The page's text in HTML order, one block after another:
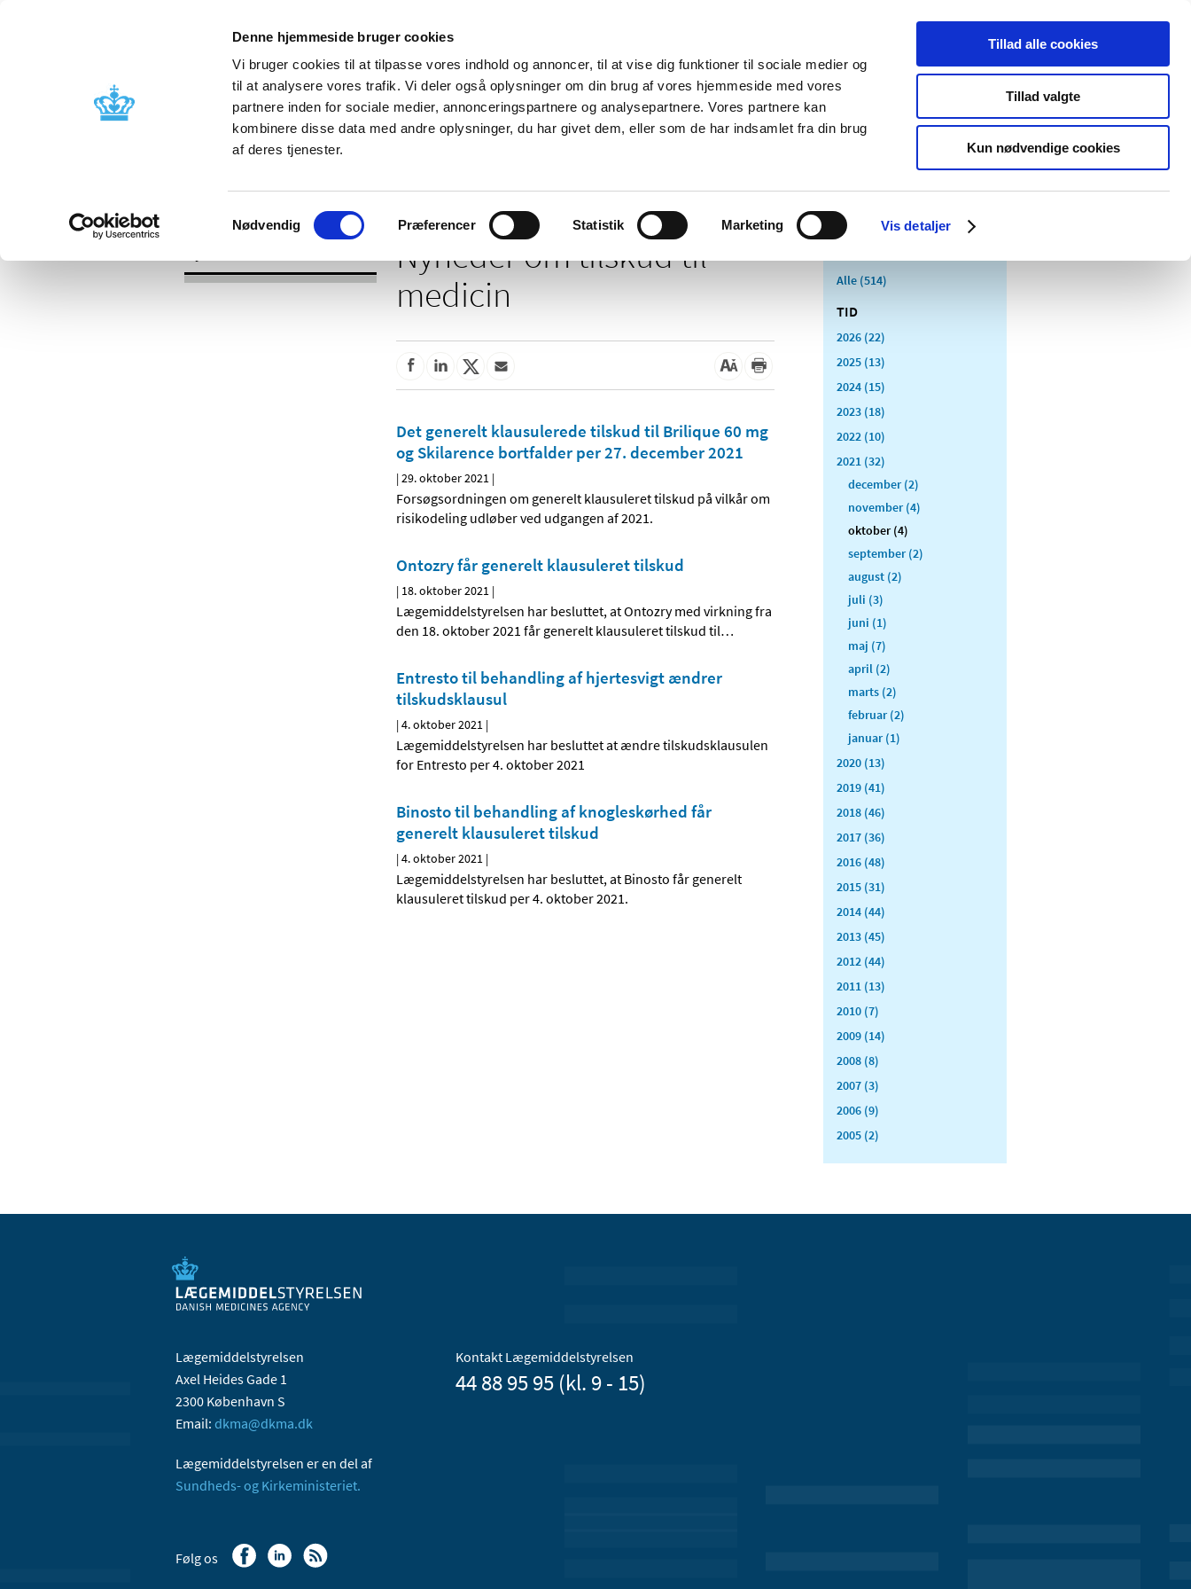
Denne hjemmeside bruger cookies
Vi bruger cookies til at tilpasse vores indhold og annoncer, til at vise dig funktioner til sociale medier og
til at analysere vores trafik. Vi deler også oplysninger om din brug af vores hjemmeside med vores
partnere inden for sociale medier, annonceringspartnere og analysepartnere. Vores partnere kan
kombinere disse data med andre oplysninger, du har givet dem, eller som de har indsamlet fra din brug
af deres tjenester.
Samtykkevalg
Nødvendig Præferencer Statistik Marketing Vis detaljer
Tillad alle cookies
Tillad valgte
Kun nødvendige cookies
Nyheder Om os Kontakt Udgivelser
Godkendelse og
Bivirkninger og
produktinformation
Tilskud og
Apoteker og salg af
Medicinsk
Særlige
produktområder
Nyheder om tilskud til
medicin
Det generelt klausulerede tilskud til Brilique 60 mg
og Skilarence bortfalder per 27. december 2021
|29. oktober 2021 |
Forsøgsordningen om generelt klausuleret tilskud på vilkår om
risikodeling udløber ved udgangen af 2021.
Ontozry får generelt klausuleret tilskud
| 18. oktober 2021 |
Lægemiddelstyrelsen har besluttet, at Ontozry med virkning fra
den 18. oktober 2021 får generelt klausuleret tilskud til…
Entresto til behandling af hjertesvigt ændrer
tilskudsklausul
|4. oktober 2021 |
Lægemiddelstyrelsen har besluttet at ændre tilskudsklausulen
for Entresto per 4. oktober 2021
Binosto til behandling af knogleskørhed får
generelt klausuleret tilskud
|4. oktober 2021 |
Lægemiddelstyrelsen har besluttet, at Binosto får generelt
klausuleret tilskud per 4. oktober 2021.
Alle (514)
TID
2026 (22)
2025 (13)
2024 (15)
2023 (18)
2022 (10)
2021 (32)
december (2)
november (4)
oktober (4)
september (2)
august (2)
juli (3)
juni (1)
maj (7)
april (2)
marts (2)
februar (2)
januar (1)
2020 (13)
2019 (41)
2018 (46)
2017 (36)
2016 (48)
2015 (31)
2014 (44)
2013 (45)
2012 (44)
2011 (13)
2010 (7)
2009 (14)
2008 (8)
2007 (3)
2006 (9)
2005 (2)
Lægemiddelstyrelsen
Axel Heides Gade 1
2300 København S
Email: dkma@dkma.dk
Lægemiddelstyrelsen er en del af
Sundheds- og Kirkeministeriet.
Kontakt Lægemiddelstyrelsen
44 88 95 95 (kl. 9 - 15)
Følg os